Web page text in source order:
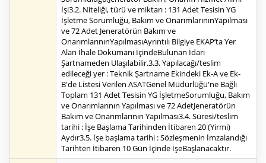
İşi3.2. Niteliği, türü ve miktarı : 131 Adet Tesisin YG
İşletme Sorumluğu, Bakım ve OnarımlarınınYapılması
ve 72 Adet Jeneratörün Bakım ve
OnarımlarınınYapılmasıAyrıntılı Bilgiye EKAP’ta Yer
Alan İhale Dokümanı İçindeBulunan İdari
Şartnameden Ulaşılabilir.3.3. Yapılacağı/teslim
edileceği yer : Teknik Şartname Ekindeki Ek-A ve Ek-
B'de Listesi Verilen ASATGenel Müdürlüğü'ne Bağlı
Toplam 131 Adet Tesisin YG İşletmeSorumluğu, Bakım
ve Onarımlarının Yapılması ve 72 AdetJeneratörün
Bakım ve Onarımlarının Yapılması3.4. Süresi/teslim
tarihi : İşe Başlama Tarihinden İtibaren 20 (Yirmi)
Aydır3.5. İşe başlama tarihi : Sözleşmenin İmzalandığı
Tarihten İtibaren 10 Gün İçinde İşeBaşlanacaktır.